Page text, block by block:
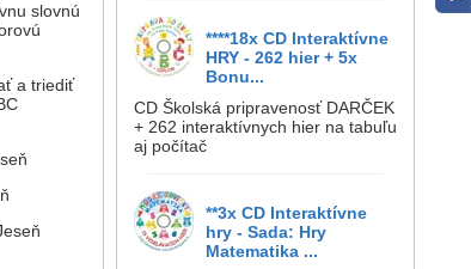
****18x CD Interaktívne
HRY - 262 hier + 5x
Bonu...
CD Školská pripravenosť DARČEK
+ 262 interaktívnych hier na tabuľu
aj počítač
**3x CD Interaktívne
hry - Sada: Hry
Matematika ...
slovnú
a triediť